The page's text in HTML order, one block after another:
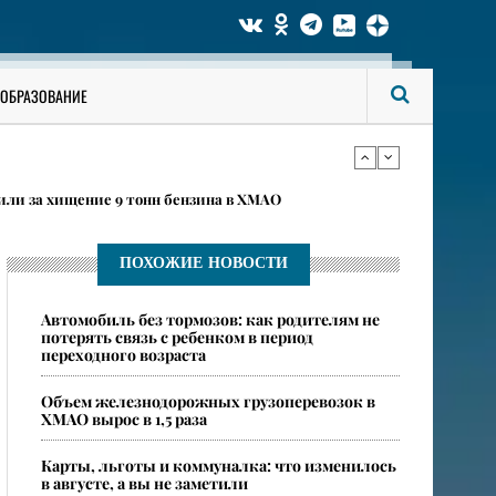
ОБРАЗОВАНИЕ
наживаются на школьниках ХМАО, и что за это
эпицентром масштабной стройки
за хищение 9 тонн бензина в ХМАО
наживаются на школьниках ХМАО, и что за это
эпицентром масштабной стройки
ПОХОЖИЕ НОВОСТИ
​Автомобиль без тормозов: как родителям не
потерять связь с ребенком в период
переходного возраста
​Объем железнодорожных грузоперевозок в
ХМАО вырос в 1,5 раза
Карты, льготы и коммуналка: что изменилось
в августе, а вы не заметили